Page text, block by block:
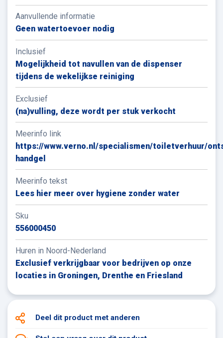
De zeepdispensers bevatten desinfecterende gel, die
bacterie- en virusdodend is. Onze collega’s van de
Verno Toiletservice vervangen de eventuele lege
verpakking door een navulverpakking tijdens de
wekelijkse reiniging.
Maak ook gebruik van de meest hygiënische
toiletverhuurder van Noord-Nederland, laat u
Lees hier meer over hygiene zonder water
Aanvullende informatie
Geen watertoevoer nodig
Inclusief
Mogelijkheid tot navullen van de dispenser
tijdens de wekelijkse reiniging
Exclusief
(na)vulling, deze wordt per stuk verkocht
Meerinfo link
https://www.verno.nl/specialismen/toiletverhuur/
handgel
Meerinfo tekst
Lees hier meer over hygiene zonder water
Sku
556000450
Huren in Noord-Nederland
Exclusief verkrijgbaar voor bedrijven op onze
locaties in Groningen, Drenthe en Friesland
Deel dit product met anderen